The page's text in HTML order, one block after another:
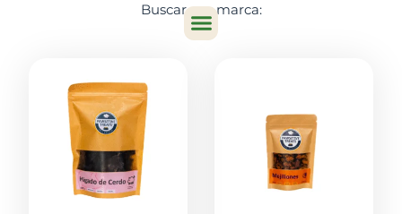
Buscar por marca: